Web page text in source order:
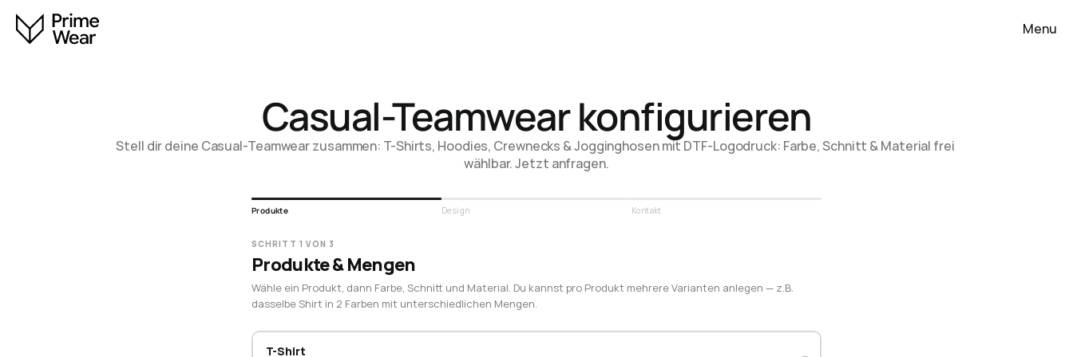
Menu
Casual-Teamwear konfigurieren
Stell dir deine Casual-Teamwear zusammen: T-Shirts, Hoodies, Crewnecks & Jogginghosen mit DTF-Logodruck: Farbe, Schnitt & Material frei
wählbar. Jetzt anfragen.
Produkte Design Kontakt
SCHRITT 1 VON 3
Produkte & Mengen
Wähle ein Produkt, dann Farbe, Schnitt und Material. Du kannst pro Produkt mehrere Varianten anlegen — z.B.
dasselbe Shirt in 2 Farben mit unterschiedlichen Mengen.
T-Shirt